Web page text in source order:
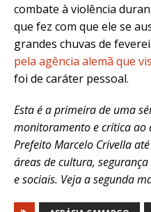
combate à violência
que fez com que ele se
grandes chuvas de
pela agência alemã que
foi de caráter pessoal.
Esta é a primeira de uma
monitoramento e crítica ao
Prefeito Marcelo Crivella
áreas de cultura,
e sociais. Veja a segunda